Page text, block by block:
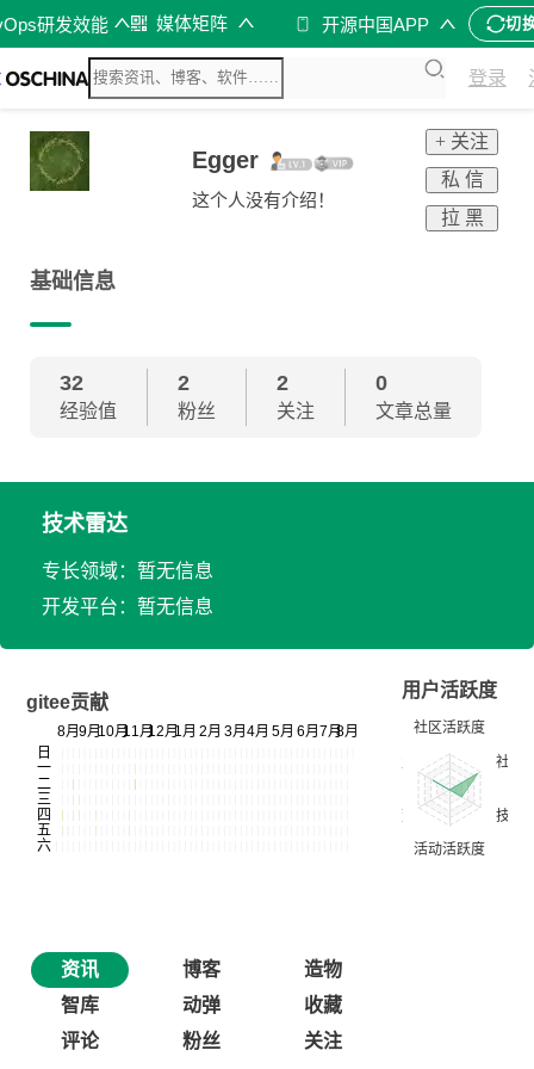
研发效能 媒体矩阵 开源中国APP 切
登录
Egger
这个人没有介绍！
+ 关注
私 信
拉 黑
基础信息
32
经验值
2
粉丝
2
关注
0
文章总量
技术雷达
专长领域：暂无信息
开发平台：暂无信息
gitee贡献
用户活跃度
资讯 博客
造物
智库
动弹
收藏
评论
粉丝 关注